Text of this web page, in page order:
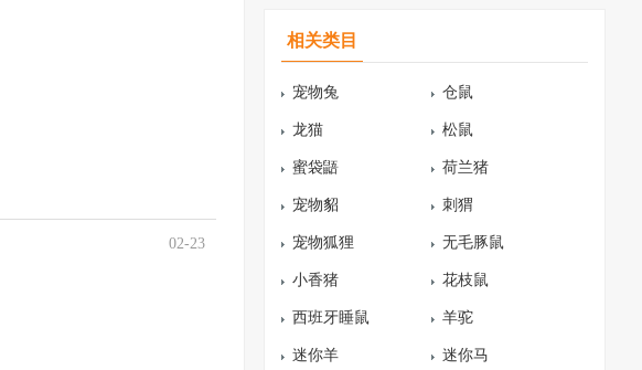
02-23
相关类目
宠物兔 仓鼠
龙猫 松鼠
蜜袋鼯 荷兰猪
宠物貂 刺猬
宠物狐狸 无毛豚鼠
小香猪 花枝鼠
西班牙睡鼠 羊驼
迷你羊 迷你马